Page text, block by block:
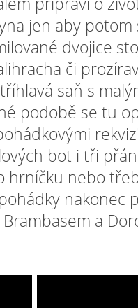
jen aby
dvojice
či
saň s
podobě se tu
bot i tři
hrníčku nebo
nakonec
a
Film